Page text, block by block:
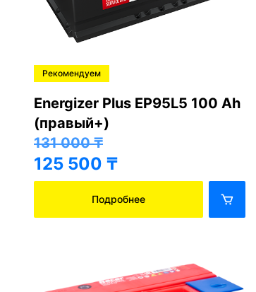
Рекомендуем
Energizer Plus EP95L5 100 Ah
(правый+)
131 000₸
125 500 ₸
Подробнее